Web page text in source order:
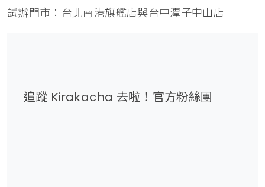
試辦門市：台北南港旗艦店與台中潭子中山店
追蹤 Kirakacha 去啦！官方粉絲團